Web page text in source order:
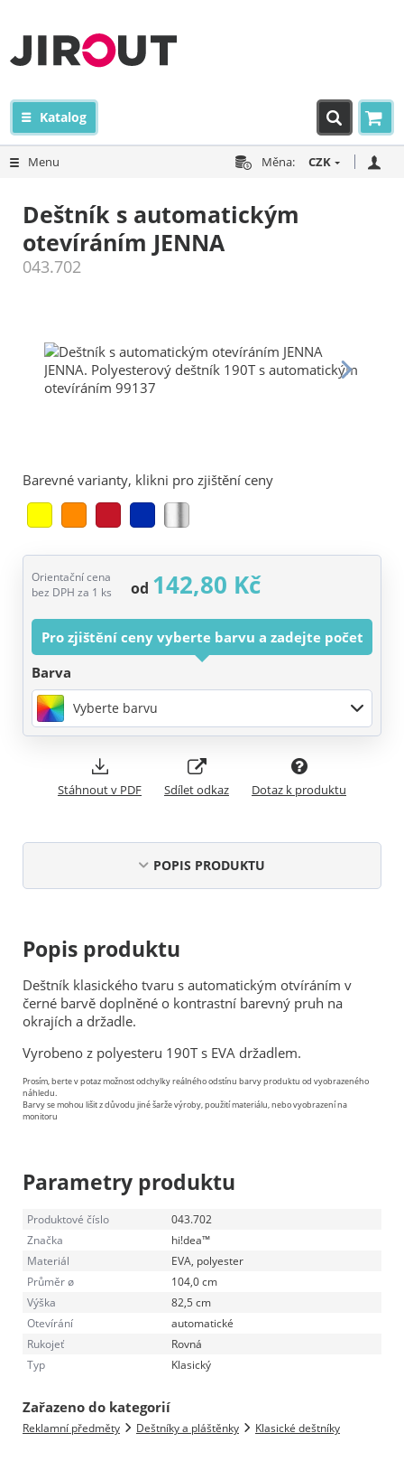
Katalog
Menu Měna: CZK
Deštník s automatickým
otevíráním JENNA
043.702
Barevné varianty, klikni pro zjištění ceny
Orientační cena
bez DPH za 1 ks
od 142,80 Kč
Pro zjištění ceny vyberte barvu a zadejte počet
Barva
Vyberte barvu
Stáhnout v PDF Sdílet odkaz Dotaz k produktu
POPIS PRODUKTU
Popis produktu
Deštník klasického tvaru s automatickým otvíráním v
černé barvě doplněné o kontrastní barevný pruh na
okrajích a držadle.
Vyrobeno z polyesteru 190T s EVA držadlem.
Prosím, berte v potaz možnost odchylky reálného odstínu barvy produktu od vyobrazeného
náhledu.
Barvy se mohou lišit z důvodu jiné šarže výroby, použití materiálu, nebo vyobrazení na
monitoru
Parametry produktu
Produktové číslo
043.702
Značka
hi!dea™
Materiál
EVA, polyester
Průměr ø
104,0 cm
Výška
82,5 cm
Otevírání
automatické
Rukojeť
Rovná
Typ
Klasický
Zařazeno do kategorií
Reklamní předměty Deštníky a pláštěnky Klasické deštníky